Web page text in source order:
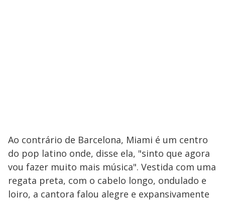
Ao contrário de Barcelona, Miami é um centro
do pop latino onde, disse ela, "sinto que agora
vou fazer muito mais música". Vestida com uma
regata preta, com o cabelo longo, ondulado e
loiro, a cantora falou alegre e expansivamente